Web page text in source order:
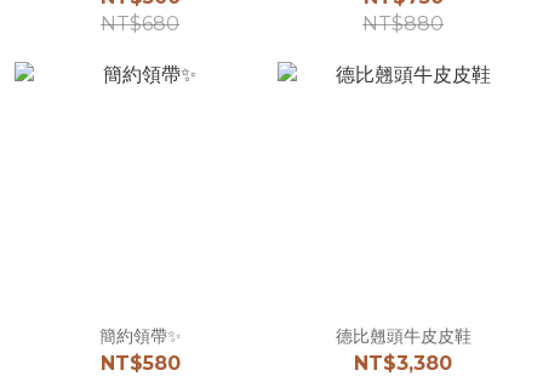
NT$680
NT$880
簡約領帶✨
NT$580
德比翹頭牛皮皮鞋
NT$3,380